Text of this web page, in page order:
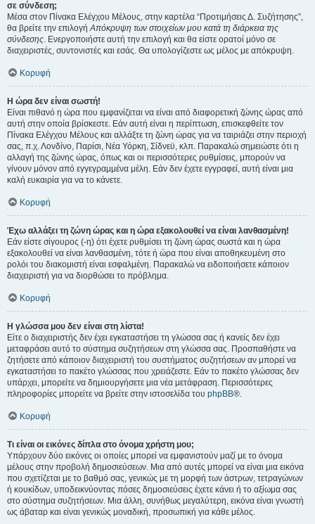
σε σύνδεση;
Μέσα στον Πίνακα Ελέγχου Μέλους, στην καρτέλα “Προτιμήσεις Δ. Συζήτησης”,
θα βρείτε την επιλογήΑπόκρυψη των στοιχείων μου κατά τη διάρκεια της
σύνδεσης. Ενεργοποιήστε αυτή την επιλογή και θα είστε ορατοί μόνο σε
διαχειριστές, συντονιστές και εσάς. Θα υπολογίζεστε ως μέλος με απόκρυψη.
Κορυφή
Η ώρα δεν είναι σωστή!
Είναι πιθανό η ώρα που εμφανίζεται να είναι από διαφορετική ζώνης ώρας από
αυτή στην οποία βρίσκεστε. Εάν αυτή είναι η περίπτωση, επισκεφθείτε τον
Πίνακα Ελέγχου Μέλους και αλλάξτε τη ζώνη ώρας για να ταιριάζει στην περιοχή
σας, π.χ. Λονδίνο, Παρίσι, Νέα Υόρκη, Σίδνεϋ, κλπ. Παρακαλώ σημειώστε ότι η
αλλαγή της ζώνης ώρας, όπως και οι περισσότερες ρυθμίσεις, μπορούν να
γίνουν μόνον από εγγεγραμμένα μέλη. Εάν δεν έχετε εγγραφεί, αυτή είναι μια
καλή ευκαιρία για να το κάνετε.
Κορυφή
Έχω αλλάξει τη ζώνη ώρας και η ώρα εξακολουθεί να είναι λανθασμένη!
Εάν είστε σίγουρος (-η) ότι έχετε ρυθμίσει τη ζώνη ώρας σωστά και η ώρα
εξακολουθεί να είναι λανθασμένη, τότε ή ώρα που είναι αποθηκευμένη στο
ρολόι του διακομιστή είναι εσφαλμένη. Παρακαλώ να ειδοποιήσετε κάποιον
διαχειριστή για να διορθώσει το πρόβλημα.
Κορυφή
Η γλώσσα μου δεν είναι στη λίστα!
Είτε ο διαχειριστής δεν έχει εγκαταστήσει τη γλώσσα σας ή κανείς δεν έχει
μεταφράσει αυτό το σύστημα συζητήσεων στη γλώσσα σας. Προσπαθήστε να
ζητήσετε από κάποιον διαχειριστή του συστήματος συζητήσεων αν μπορεί να
εγκαταστήσει το πακέτο γλώσσας που χρειάζεστε. Εάν το πακέτο γλώσσας δεν
υπάρχει, μπορείτε να δημιουργήσετε μια νέα μετάφραση. Περισσότερες
πληροφορίες μπορείτε να βρείτε στην ιστοσελίδα του phpBB®.
Κορυφή
Τι είναι οι εικόνες δίπλα στο όνομα χρήστη μου;
Υπάρχουν δύο εικόνες οι οποίες μπορεί να εμφανιστούν μαζί με το όνομα
μέλους στην προβολή δημοσιεύσεων. Μια από αυτές μπορεί να είναι μια εικόνα
που σχετίζεται με το βαθμό σας, γενικώς με τη μορφή των άστρων, τετραγώνων
ή κουκίδων, υποδεικνύοντας πόσες δημοσιεύσεις έχετε κάνει ή το αξίωμα σας
στο σύστημα συζητήσεων. Μια άλλη, συνήθως μεγαλύτερη, εικόνα είναι γνωστή
ως άβαταρ και είναι γενικώς μοναδική, προσωπική για κάθε μέλος.